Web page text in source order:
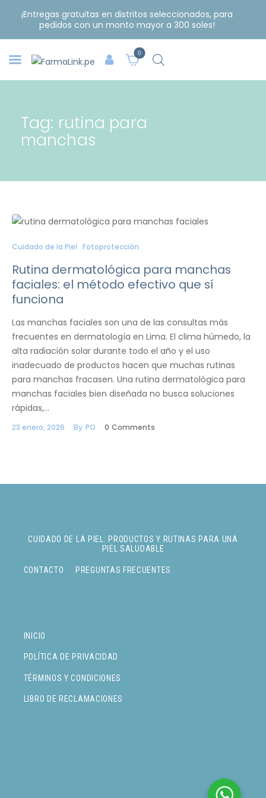
¡Entregas gratuitas en distritos seleccionados, para
pedidos con un monto mayor a 300 soles!
0
Tag: rutina para
manchas
Cuidado de la Piel Fotoprotección
Rutina dermatológica para manchas
faciales: el método efectivo que sí
funciona
Las manchas faciales son una de las consultas más
frecuentes en dermatología en Lima. El clima húmedo, la
alta radiación solar durante todo el año y el uso
inadecuado de productos hacen que muchas rutinas
para manchas fracasen. Una rutina dermatológica para
manchas faciales bien diseñada no busca soluciones
rápidas,…
23 enero, 2026 By PO 0 Comments
INICIO
POLÍTICA DE PRIVACIDAD
TÉRMINOS Y CONDICIONES
LIBRO DE RECLAMACIONES
CUIDADO DE LA PIEL: PRODUCTOS Y RUTINAS PARA UNA
PIEL SALUDABLE
CONTACTO PREGUNTAS FRECUENTES